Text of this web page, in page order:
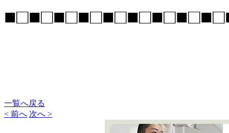
一覧へ戻る
< 前へ 次へ >